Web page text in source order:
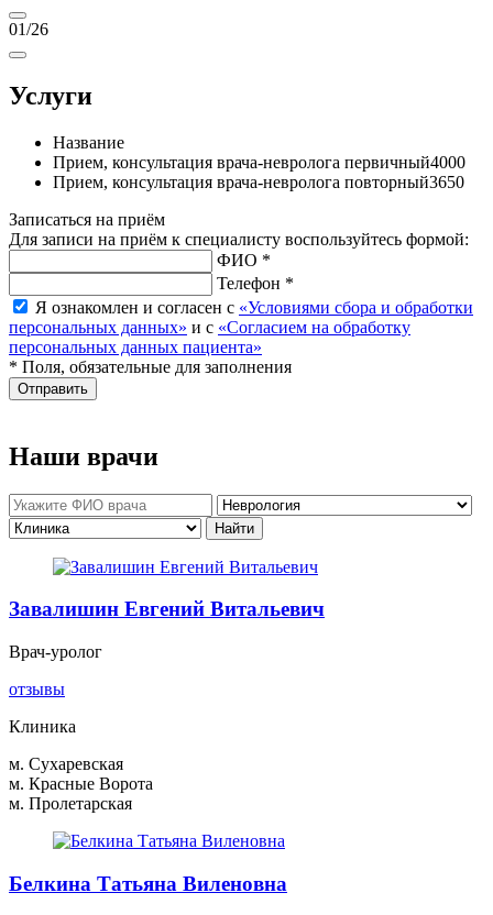
01/26
Услуги
Название
Прием, консультация врача-невролога первичный4000
Прием, консультация врача-невролога повторный3650
Записаться на приём
Для записи на приём к специалисту воспользуйтесь формой:
ФИО *
Телефон *
Я ознакомлен и согласен с «Условиями сбора и обработки
персональных данных» и с «Согласием на обработку
персональных данных пациента»
* Поля, обязательные для заполнения
Отправить
Наши врачи
Завалишин Евгений Витальевич
Врач-уролог
отзывы
Клиника
м. Сухаревская
м. Красные Ворота
м. Пролетарская
Белкина Татьяна Виленовна